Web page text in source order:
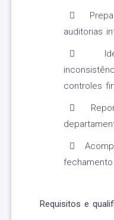
auditorias
controles
Requisitos e